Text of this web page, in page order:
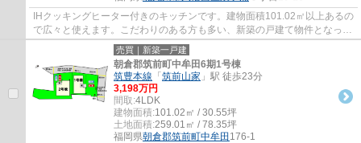
IHクッキングヒーター付きのキッチンです。建物面積101.02㎡以上あるの
で広々と使えます。こだわりのある方も多い、新築の戸建て物件となって
おります。冬でも暖かく過ごせるオール電...
売買｜新築一戸建
朝倉郡筑前町中牟田6期1号棟
筑豊本線 「 筑前山家 」駅 徒歩23分
3,198万円
間取:4LDK
建物面積:101.02㎡ / 30.55坪
土地面積:259.01㎡ / 78.35坪
福岡県朝倉郡筑前町中牟田 176-1